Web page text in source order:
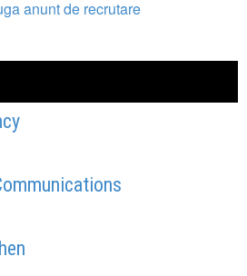
anunt de recrutare